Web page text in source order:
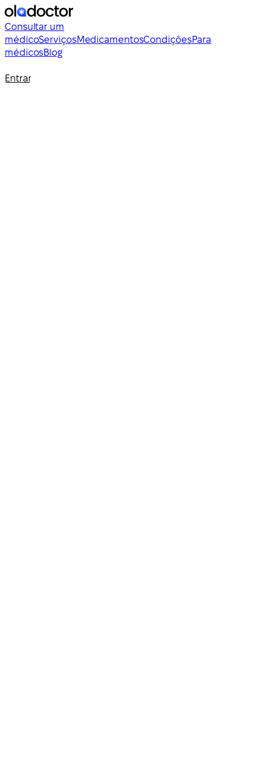
Consultar um
médicoServiçosMedicamentosCondiçõesPara
médicosBlog
Entrar